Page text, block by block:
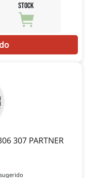
STOCK
307 PARTNER